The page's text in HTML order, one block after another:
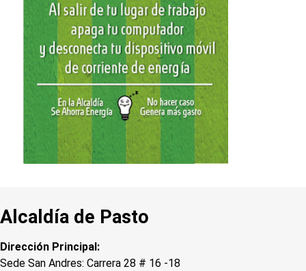
Alcaldía de Pasto
Dirección Principal:
Sede San Andres: Carrera 28 # 16 -18